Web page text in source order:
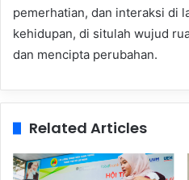
pemerhatian, dan interaksi di
kehidupan, di situlah wujud
dan mencipta perubahan.
Related Articles